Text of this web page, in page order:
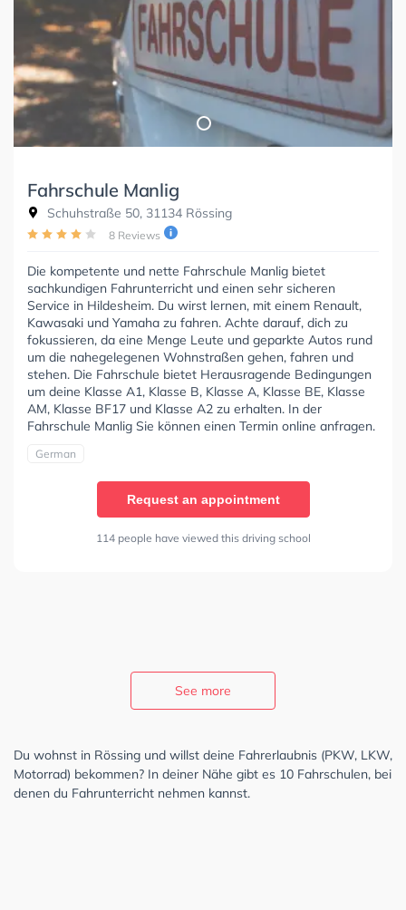
Fahrschule Manlig
Schuhstraße 50, 31134 Rössing
8 Reviews
Die kompetente und nette Fahrschule Manlig bietet
sachkundigen Fahrunterricht und einen sehr sicheren
Service in Hildesheim. Du wirst lernen, mit einem Renault,
Kawasaki und Yamaha zu fahren. Achte darauf, dich zu
fokussieren, da eine Menge Leute und geparkte Autos rund
um die nahegelegenen Wohnstraßen gehen, fahren und
stehen. Die Fahrschule bietet Herausragende Bedingungen
um deine Klasse A1, Klasse B, Klasse A, Klasse BE, Klasse
AM, Klasse BF17 und Klasse A2 zu erhalten. In der
Fahrschule Manlig Sie können einen Termin online anfragen.
German
Request an appointment
114 people have viewed this driving school
See more
Du wohnst in Rössing und willst deine Fahrerlaubnis (PKW, LKW,
Motorrad) bekommen? In deiner Nähe gibt es 10 Fahrschulen, bei
denen du Fahrunterricht nehmen kannst.